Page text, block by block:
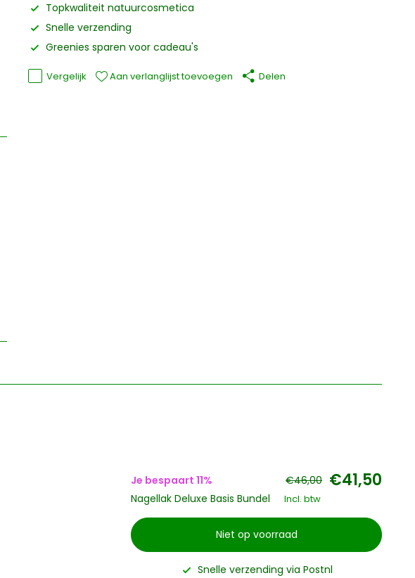
Topkwaliteit natuurcosmetica
Snelle verzending
Greenies sparen voor cadeau's
Vergelijk Aan verlanglijst toevoegen Delen
Je bespaart 11% €46,00 €41,50
Nagellak Deluxe Basis Bundel Incl. btw
Niet op voorraad
Snelle verzending via Postnl